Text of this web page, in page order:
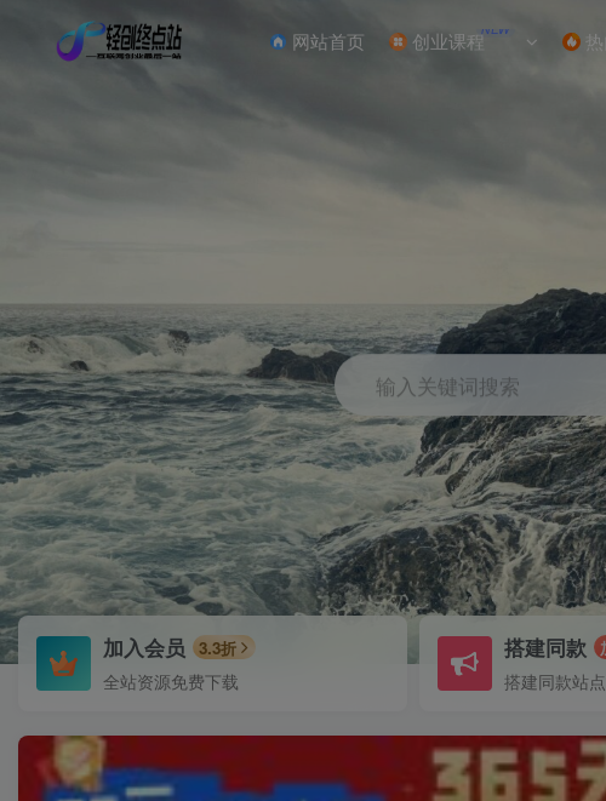
网站首页 创业课程NEW 热
输入关键词搜索
加入会员 3.3折
全站资源免费下载
搭建同款
搭建同款站点